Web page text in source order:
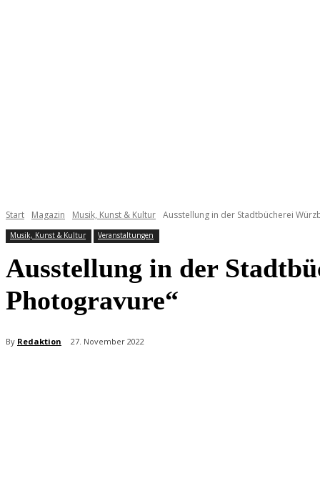
Start Magazin Musik, Kunst & Kultur Ausstellung in der Stadtbücherei
Musik, Kunst & Kultur Veranstaltungen
Ausstellung in der
Photogravure“
By Redaktion 27. November 2022